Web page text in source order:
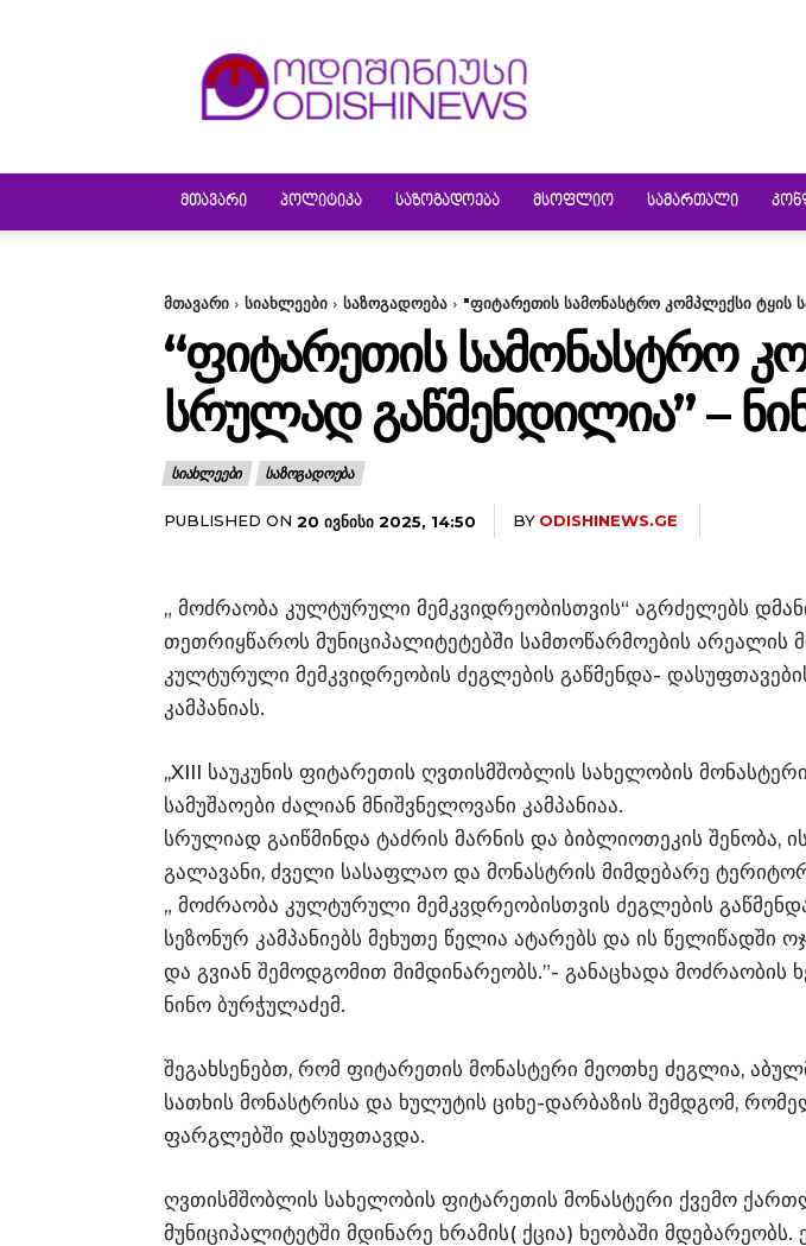
ᲛᲗᲐᲕᲐᲠᲘ ᲞᲝᲚᲘᲢᲘᲙᲐ ᲡᲐᲖᲝᲒᲐᲓᲝᲔᲑᲐ ᲛᲡᲝᲤᲚᲘᲝ ᲡᲐᲛᲐᲠᲗᲐᲚᲘ
მთავარი სიახლეები საზოგადოება "ფიტარეთის სამონასტრო კომპლექსი ტყის
“ᲤᲘᲢᲐᲠᲔᲗᲘᲡ ᲡᲐᲛᲝᲜᲐᲡᲢᲠᲝ
ᲡᲠᲣᲚᲐᲓ ᲒᲐᲬᲛᲔᲜᲓᲘᲚᲘᲐ” –
ᲡᲘᲐᲮᲚᲔᲔᲑᲘ ᲡᲐᲖᲝᲒᲐᲓᲝᲔᲑᲐ
PUBLISHED ON 20 ᲘᲕᲜᲘᲡᲘ 2025, 14:50 BY ODISHINEWS.GE
„ მოძრაობა კულტურული მემკვიდრეობისთვის“ აგრძელებს
თეთრიყწაროს მუნიციპალიტეტებში სამთოწარმოების არეალის
კულტურული მემკვიდრეობის ძეგლების გაწმენდა-
კამპანიას.
,,XIII საუკუნის ფიტარეთის ღვთისმშობლის სახელობის
სამუშაოები ძალიან მნიშვნელოვანი კამპანიაა.
სრულიად გაიწმინდა ტაძრის მარნის და ბიბლიოთეკის შენობა,
გალავანი, ძველი სასაფლაო და მონასტრის მიმდებარე
„ მოძრაობა კულტურული მემკვდრეობისთვის ძეგლების
სეზონურ კამპანიებს მეხუთე წელია ატარებს და ის წელიწადში
და გვიან შემოდგომით მიმდინარეობს.”- განაცხადა მოძრაობის
ნინო ბურჭულაძემ.
შეგახსენებთ, რომ ფიტარეთის მონასტერი მეოთხე ძეგლია,
სათხის მონასტრისა და ხულუტის ციხე-დარბაზის შემდგომ,
ფარგლებში დასუფთავდა.
ღვთისმშობლის სახელობის ფიტარეთის მონასტერი ქვემო
მუნიციპალიტეტში მდინარე ხრამის( ქცია) ხეობაში